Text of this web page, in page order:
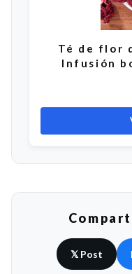
Té de flor
Infusión
𝕏 Post